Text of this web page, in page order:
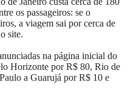
os passageiros: se o
a viagem sai por cerca de
site.
na página inicial do
Horizonte por R$ 80, Rio de
a Guarujá por R$ 10 e